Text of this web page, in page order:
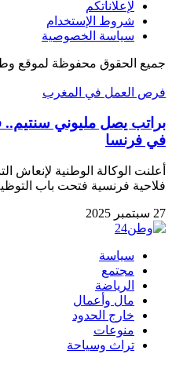
لإعلاناتكم
شروط الإستخدام
سياسة الخصوصية
جميع الحقوق محفوظة لموقع وطن24 ©
فرص العمل في المغرب
براتب يصل مليوني
في فرنسا
أعلنت الوكالة الوطنية
فلاحية فرنسية فتحت باب
27 سبتمبر 2025
سياسة
مجتمع
الرياضة
مال وأعمال
خارج الحدود
منوعات
تراث وسياحة